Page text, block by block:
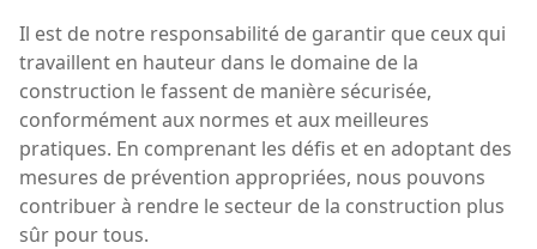
Il est de notre responsabilité de garantir que ceux qui
travaillent en hauteur dans le domaine de la
construction le fassent de manière sécurisée,
conformément aux normes et aux meilleures
pratiques. En comprenant les défis et en adoptant des
mesures de prévention appropriées, nous pouvons
contribuer à rendre le secteur de la construction plus
sûr pour tous.